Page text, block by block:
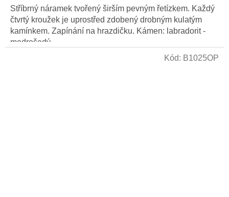
Stříbrný náramek tvořený širším pevným řetízkem. Každý
čtvrtý kroužek je uprostřed zdobený drobným kulatým
kamínkem. Zapínání na hrazdičku. Kámen: labradorit -
modrošedý...
Kód: B1025OP